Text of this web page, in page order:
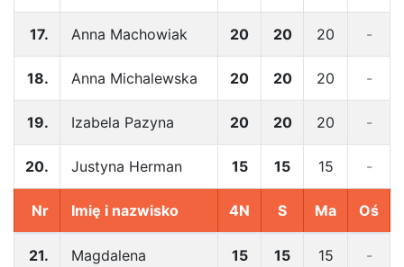
17. Anna Machowiak 20 20 20 -
18. Anna Michalewska 20 20 20 -
19. Izabela Pazyna 20 20 20 -
20. Justyna Herman 15 15 15 -
Nr Imię i nazwisko 4N S Ma Oś
21.
Magdalena
15 15 15 -